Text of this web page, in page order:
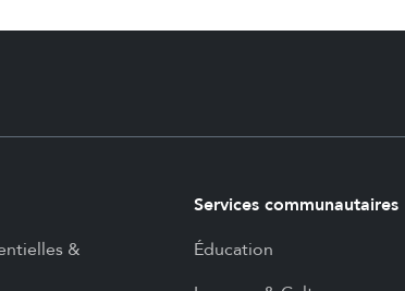
&
Services communautaires
Éducation